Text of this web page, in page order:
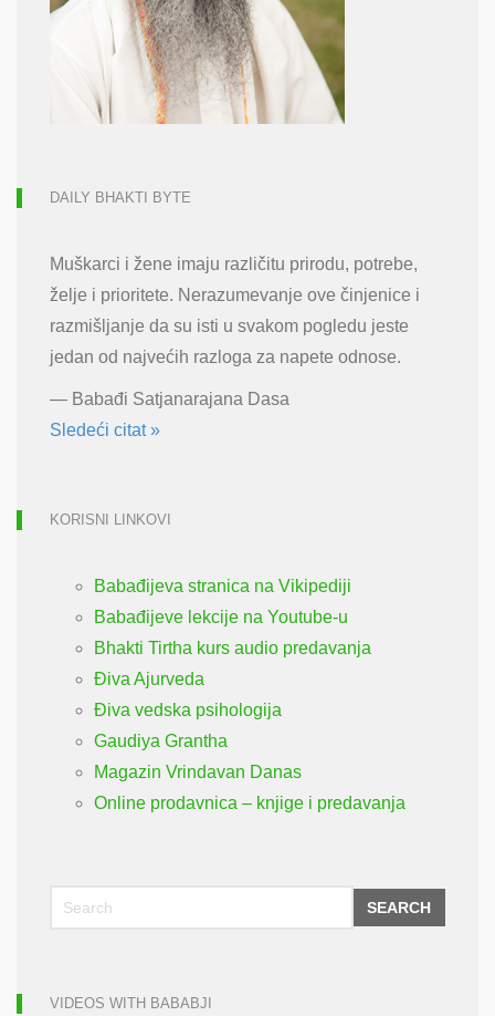
DAILY BHAKTI BYTE
Muškarci i žene imaju različitu prirodu, potrebe,
želje i prioritete. Nerazumevanje ove činjenice i
razmišljanje da su isti u svakom pogledu jeste
jedan od najvećih razloga za napete odnose.
— Babađi Satjanarajana Dasa
Sledeći citat »
KORISNI LINKOVI
Babađijeva stranica na Vikipediji
Babađijeve lekcije na Youtube-u
Bhakti Tirtha kurs audio predavanja
Điva Ajurveda
Điva vedska psihologija
Gaudiya Grantha
Magazin Vrindavan Danas
Online prodavnica – knjige i predavanja
SEARCH
VIDEOS WITH BABABJI